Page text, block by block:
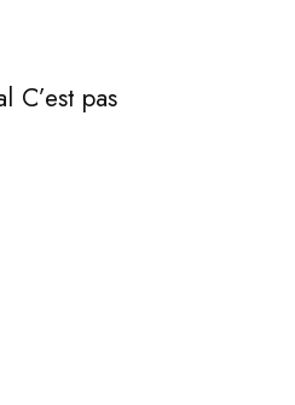
C’est pas